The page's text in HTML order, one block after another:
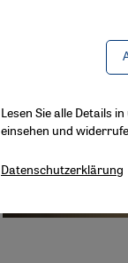
Lesen Sie alle Details
einsehen und
Datenschutzerklärung